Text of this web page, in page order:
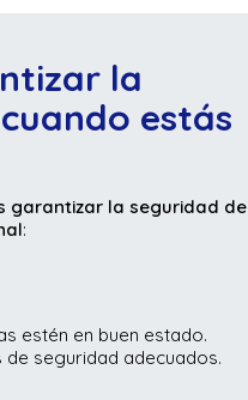
la
estás
garantizar la seguridad de
:
estén en buen estado.
seguridad adecuados.